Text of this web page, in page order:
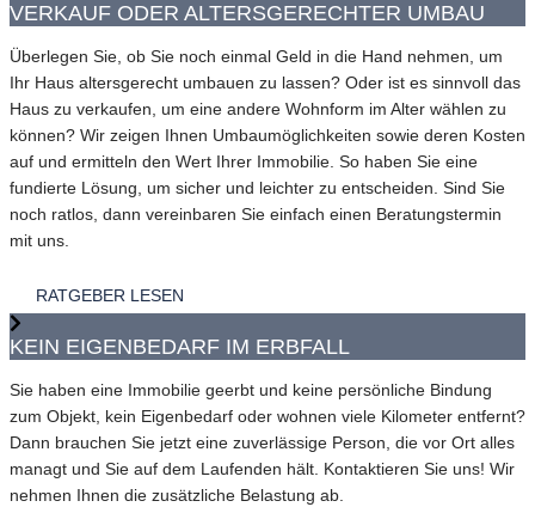
VERKAUF ODER ALTERSGERECHTER UMBAU
Überlegen Sie, ob Sie noch einmal Geld in die Hand nehmen, um
Ihr Haus altersgerecht umbauen zu lassen? Oder ist es sinnvoll das
Haus zu verkaufen, um eine andere Wohnform im Alter wählen zu
können? Wir zeigen Ihnen Umbaumöglichkeiten sowie deren Kosten
auf und ermitteln den Wert Ihrer Immobilie. So haben Sie eine
fundierte Lösung, um sicher und leichter zu entscheiden. Sind Sie
noch ratlos, dann vereinbaren Sie einfach einen Beratungstermin
mit uns.
RATGEBER LESEN
KEIN EIGENBEDARF IM ERBFALL
Sie haben eine Immobilie geerbt und keine persönliche Bindung
zum Objekt, kein Eigenbedarf oder wohnen viele Kilometer entfernt?
Dann brauchen Sie jetzt eine zuverlässige Person, die vor Ort alles
managt und Sie auf dem Laufenden hält. Kontaktieren Sie uns! Wir
nehmen Ihnen die zusätzliche Belastung ab.